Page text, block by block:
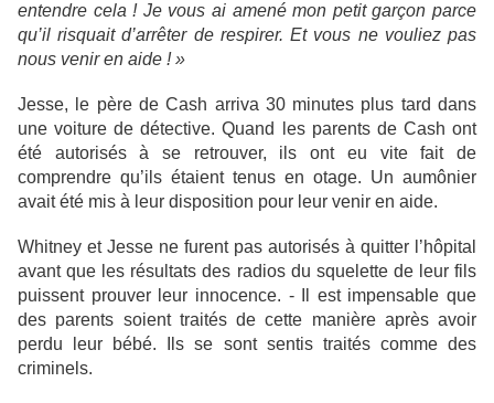
entendre cela ! Je vous ai amené mon petit garçon parce
qu’il risquait d’arrêter de respirer. Et vous ne vouliez pas
nous venir en aide ! »
Jesse, le père de Cash arriva 30 minutes plus tard dans
une voiture de détective. Quand les parents de Cash ont
été autorisés à se retrouver, ils ont eu vite fait de
comprendre qu’ils étaient tenus en otage. Un aumônier
avait été mis à leur disposition pour leur venir en aide.
Whitney et Jesse ne furent pas autorisés à quitter l’hôpital
avant que les résultats des radios du squelette de leur fils
puissent prouver leur innocence. - Il est impensable que
des parents soient traités de cette manière après avoir
perdu leur bébé. Ils se sont sentis traités comme des
criminels.